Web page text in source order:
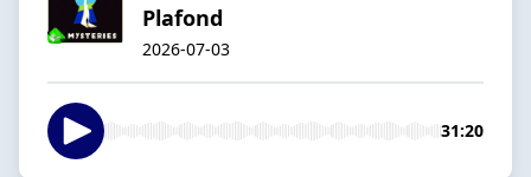
Plafond
2026-07-03
31:20